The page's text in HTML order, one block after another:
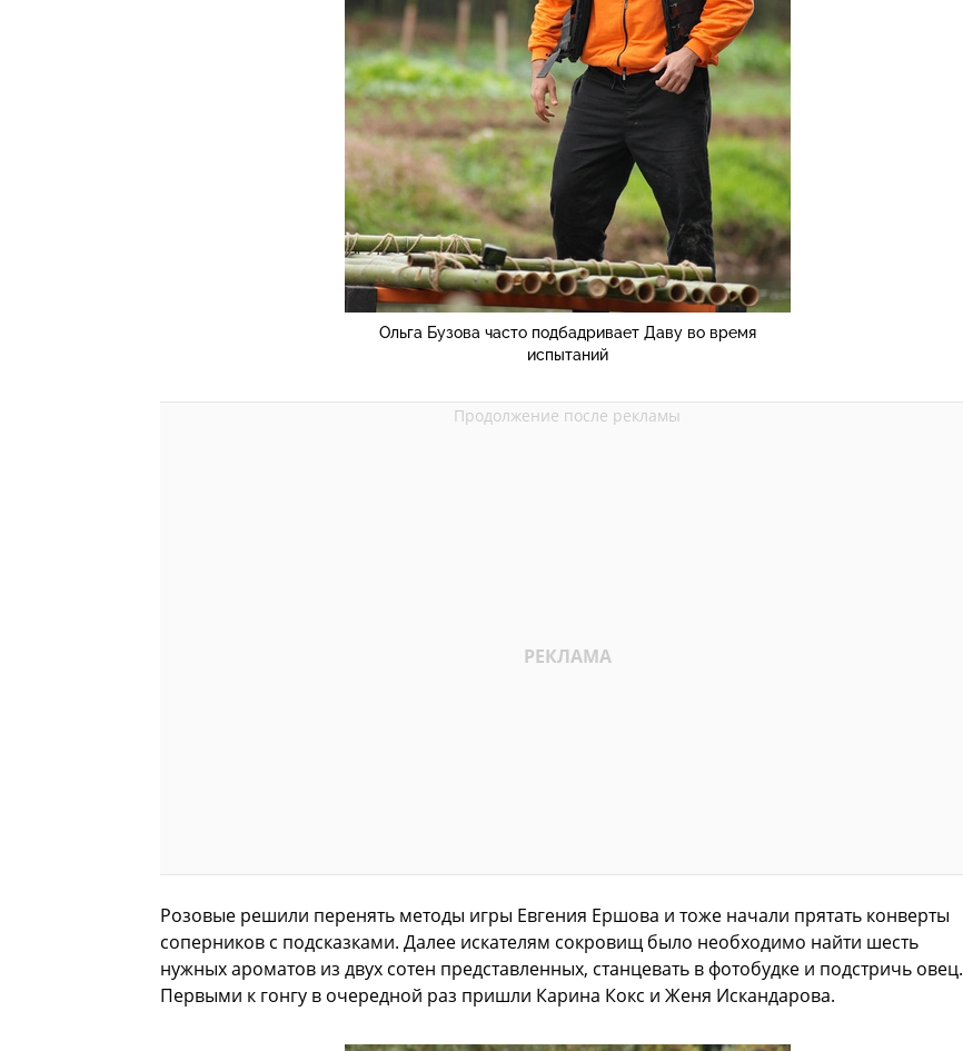
Ольга Бузова часто подбадривает Даву во время
испытаний
Розовые решили перенять методы игры Евгения Ершова и тоже начали прятать конверты
соперников с подсказками. Далее искателям сокровищ было необходимо найти шесть
нужных ароматов из двух сотен представленных, станцевать в фотобудке и подстричь овец.
Первыми к гонгу в очередной раз пришли Карина Кокс и Женя Искандарова.